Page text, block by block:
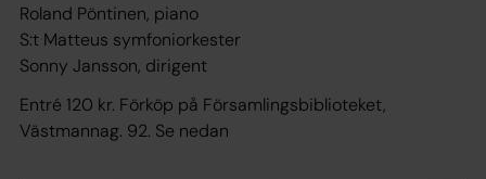
Roland Pöntinen, piano
S:t Matteus symfoniorkester
Sonny Jansson, dirigent
Entré 120 kr. Förköp på Församlingsbiblioteket,
Västmannag. 92. Se nedan